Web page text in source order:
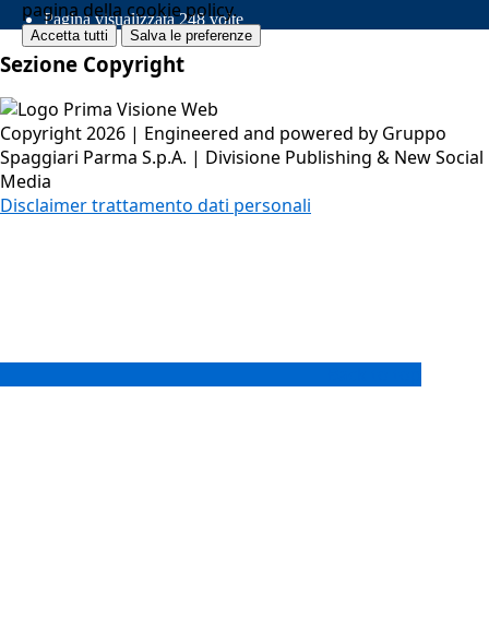
pagina della cookie policy.
Accetta tutti Salva le preferenze
Pagina visualizzata248volte
Sezione Copyright
Copyright 2026 | Engineered and powered by Gruppo
Spaggiari Parma S.p.A. | Divisione Publishing & New Social
Media
Disclaimer trattamento dati personali